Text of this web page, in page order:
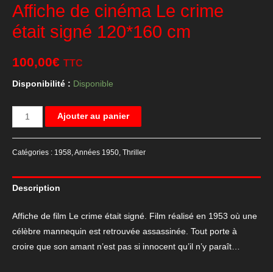
Affiche de cinéma Le crime
était signé 120*160 cm
100,00€ TTC
Disponibilité : Disponible
quantité
de
cinéma
Le
était
signé
120*160
Ajouter au panier
Catégories : 1958,Années 1950, Thriller
Description
Affiche de film Le crime était signé. Film réalisé en 1953 où une
célèbre mannequin est retrouvée assassinée. Tout porte à
croire que son amant n’est pas si innocent qu’il n’y paraît…